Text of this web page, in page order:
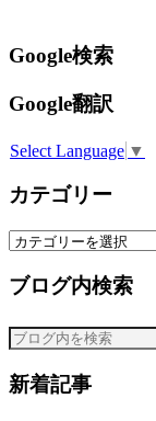
Google検索
Google翻訳
Select Language ▼
カテゴリー
カ
ゴ
ー
ブログ内検索
新着記事